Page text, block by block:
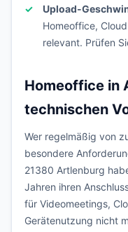
Upload-
Homeoffice,
relevant. Prüfen
Homeoffice in
technischen
Wer regelmäßig von
besondere
21380 Artlenburg
Jahren ihren
für Videomeetings,
Gerätenutzung nicht